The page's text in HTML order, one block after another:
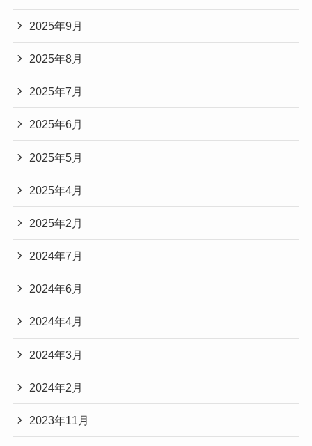
2025年9月
2025年8月
2025年7月
2025年6月
2025年5月
2025年4月
2025年2月
2024年7月
2024年6月
2024年4月
2024年3月
2024年2月
2023年11月